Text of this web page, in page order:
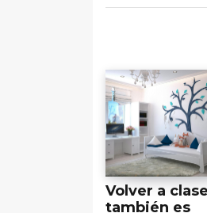
Volver a
también es